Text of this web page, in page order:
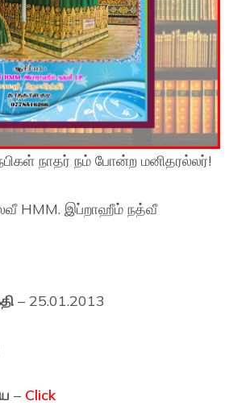
நாதர் நம் போன்ற மனிதரல்லர்!
HMM. இப்றாஹீம் நத்வீ
– 25.01.2013
– Click